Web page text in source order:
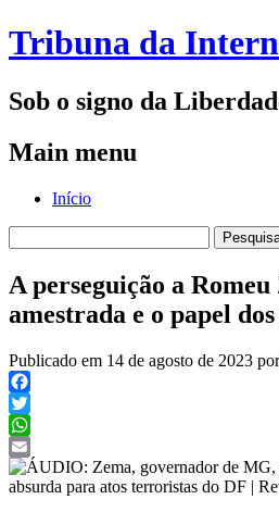
Tribuna da
Sob o signo da
Main menu
Skip
Início
por:
A perseguição a
amestrada e o papel
Publicado em 14 de agosto de 2023
Facebook
Twitter
WhatsApp
Email